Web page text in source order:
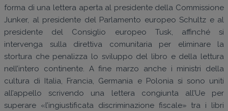
forma di una lettera aperta al presidente della Commissione
Junker, al presidente del Parlamento europeo Schultz e al
presidente del Consiglio europeo Tusk, affinché si
intervenga sulla direttiva comunitaria per eliminare la
stortura che penalizza lo sviluppo del libro e della lettura
nell’intero continente. A fine marzo anche i ministri della
cultura di Italia, Francia, Germania e Polonia si sono uniti
all’appello scrivendo una lettera congiunta all’Ue per
superare «l’ingiustificata discriminazione fiscale» tra i libri